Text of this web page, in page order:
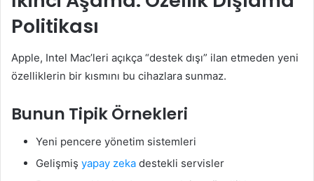
Politikası
Apple, Intel Mac’leri açıkça “destek dışı” ilan etmeden yeni
özelliklerin bir kısmını bu cihazlara sunmaz.
Bunun Tipik Örnekleri
Yeni pencere yönetim sistemleri
Gelişmiş yapay zeka destekli servisler